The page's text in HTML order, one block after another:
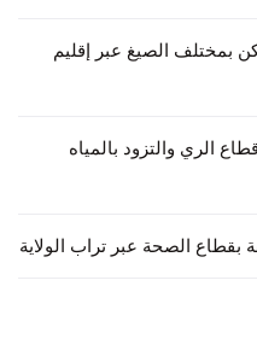
بمختلف الصيغ عبر إقليم
الري والتزود بالمياه
بقطاع الصحة عبر تراب الولاية